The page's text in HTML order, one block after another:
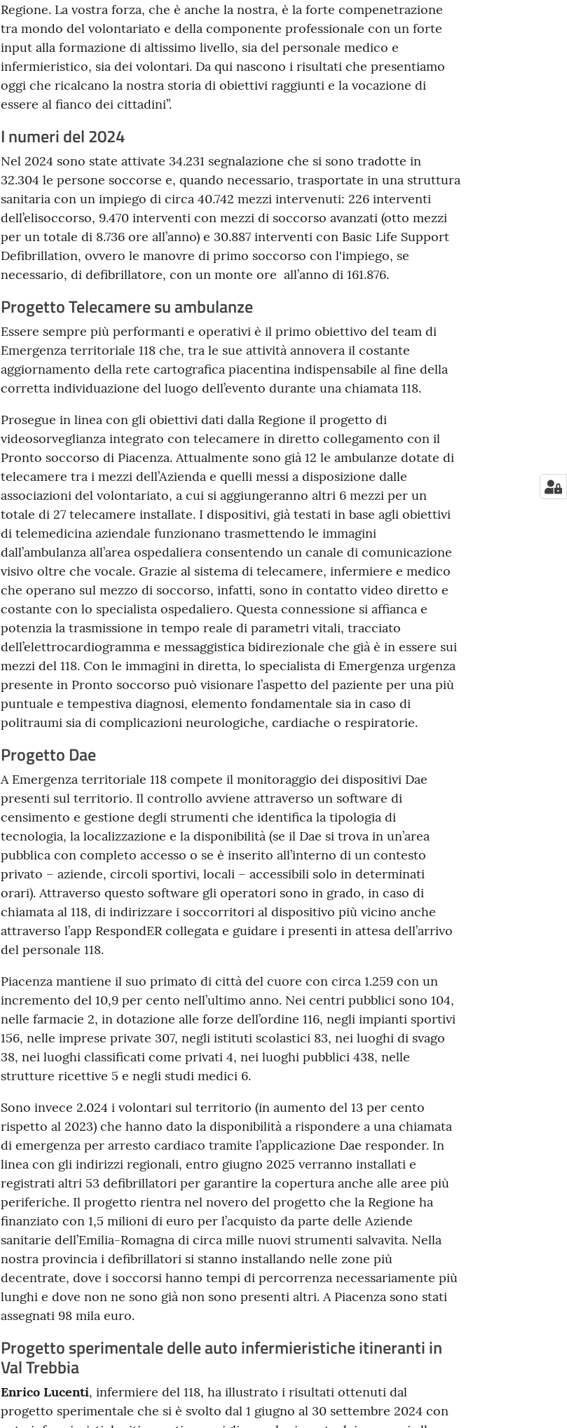
Regione. La vostra forza, che è anche la nostra, è la forte compenetrazione
tra mondo del volontariato e della componente professionale con un forte
input alla formazione di altissimo livello, sia del personale medico e
infermieristico, sia dei volontari. Da qui nascono i risultati che presentiamo
oggi che ricalcano la nostra storia di obiettivi raggiunti e la vocazione di
essere al fianco dei cittadini”.
I numeri del 2024
Nel 2024 sono state attivate 34.231 segnalazione che si sono tradotte in
32.304 le persone soccorse e, quando necessario, trasportate in una struttura
sanitaria con un impiego di circa 40.742 mezzi intervenuti: 226 interventi
dell’elisoccorso, 9.470 interventi con mezzi di soccorso avanzati (otto mezzi
per un totale di 8.736 ore all’anno) e 30.887 interventi con Basic Life Support
Defibrillation, ovvero le manovre di primo soccorso con l'impiego, se
necessario, di defibrillatore, con un monte ore all’anno di 161.876.
Progetto Telecamere su ambulanze
Essere sempre più performanti e operativi è il primo obiettivo del team di
Emergenza territoriale 118 che, tra le sue attività annovera il costante
aggiornamento della rete cartografica piacentina indispensabile al fine della
corretta individuazione del luogo dell’evento durante una chiamata 118.
Prosegue in linea con gli obiettivi dati dalla Regione il progetto di
videosorveglianza integrato con telecamere in diretto collegamento con il
Pronto soccorso di Piacenza. Attualmente sono già 12 le ambulanze dotate di
telecamere tra i mezzi dell’Azienda e quelli messi a disposizione dalle
associazioni del volontariato, a cui si aggiungeranno altri 6 mezzi per un
totale di 27 telecamere installate. I dispositivi, già testati in base agli obiettivi
di telemedicina aziendale funzionano trasmettendo le immagini
dall’ambulanza all’area ospedaliera consentendo un canale di comunicazione
visivo oltre che vocale. Grazie al sistema di telecamere, infermiere e medico
che operano sul mezzo di soccorso, infatti, sono in contatto video diretto e
costante con lo specialista ospedaliero. Questa connessione si affianca e
potenzia la trasmissione in tempo reale di parametri vitali, tracciato
dell’elettrocardiogramma e messaggistica bidirezionale che già è in essere sui
mezzi del 118. Con le immagini in diretta, lo specialista di Emergenza urgenza
presente in Pronto soccorso può visionare l’aspetto del paziente per una più
puntuale e tempestiva diagnosi, elemento fondamentale sia in caso di
politraumi sia di complicazioni neurologiche, cardiache o respiratorie.
Progetto Dae
A Emergenza territoriale 118 compete il monitoraggio dei dispositivi Dae
presenti sul territorio. Il controllo avviene attraverso un software di
censimento e gestione degli strumenti che identifica la tipologia di
tecnologia, la localizzazione e la disponibilità (se il Dae si trova in un’area
pubblica con completo accesso o se è inserito all’interno di un contesto
privato – aziende, circoli sportivi, locali – accessibili solo in determinati
orari). Attraverso questo software gli operatori sono in grado, in caso di
chiamata al 118, di indirizzare i soccorritori al dispositivo più vicino anche
attraverso l’app RespondER collegata e guidare i presenti in attesa dell’arrivo
del personale 118.
Piacenza mantiene il suo primato di città del cuore con circa 1.259 con un
incremento del 10,9 per cento nell’ultimo anno. Nei centri pubblici sono 104,
nelle farmacie 2, in dotazione alle forze dell’ordine 116, negli impianti sportivi
156, nelle imprese private 307, negli istituti scolastici 83, nei luoghi di svago
38, nei luoghi classificati come privati 4, nei luoghi pubblici 438, nelle
strutture ricettive 5 e negli studi medici 6.
Sono invece 2.024 i volontari sul territorio (in aumento del 13 per cento
rispetto al 2023) che hanno dato la disponibilità a rispondere a una chiamata
di emergenza per arresto cardiaco tramite l’applicazione Dae responder. In
linea con gli indirizzi regionali, entro giugno 2025 verranno installati e
registrati altri 53 defibrillatori per garantire la copertura anche alle aree più
periferiche. Il progetto rientra nel novero del progetto che la Regione ha
finanziato con 1,5 milioni di euro per l’acquisto da parte delle Aziende
sanitarie dell’Emilia-Romagna di circa mille nuovi strumenti salvavita. Nella
nostra provincia i defibrillatori si stanno installando nelle zone più
decentrate, dove i soccorsi hanno tempi di percorrenza necessariamente più
lunghi e dove non ne sono già non sono presenti altri. A Piacenza sono stati
assegnati 98 mila euro.
Progetto sperimentale delle auto infermieristiche itineranti in
Val Trebbia
Enrico Lucenti, infermiere del 118, ha illustrato i risultati ottenuti dal
progetto sperimentale che si è svolto dal 1 giugno al 30 settembre 2024 con